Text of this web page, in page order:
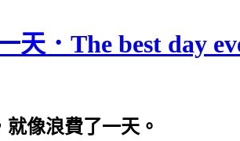
天．The best day
像浪費了一天。